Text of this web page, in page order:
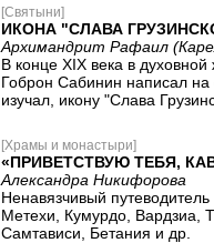
[Святыни]
ИКОНА "СЛАВА
Архимандрит Рафаил
В конце XIX века в
Гоброн Сабинин написал на
изучал, икону "Слава
[Храмы и монастыри]
«ПРИВЕТСТВУЮ ТЕБЯ,
Александра Никифорова
Ненавязчивый
Метехи, Кумурдо, Вардзиа,
Самтависи, Бетания и др.